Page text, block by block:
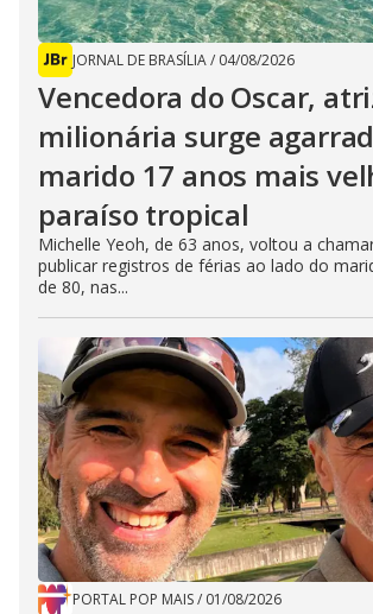
JORNAL DE BRASÍLIA/ 04/08/2026
Vencedora do Oscar,
milionária surge
marido 17 anos mais
paraíso tropical
Michelle Yeoh, de 63 anos, voltou a
publicar registros de férias ao lado do
de 80, nas...
PORTAL POP MAIS/ 01/08/2026